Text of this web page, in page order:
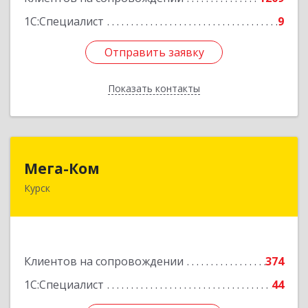
1С:Специалист
9
Отправить заявку
Показать контакты
Отправить заявку
Назад
Мега-Ком
Курск
Клиентов на сопровождении
374
1С:Специалист
44
305001, Курская обл, Курск г, Красной Армии ул,